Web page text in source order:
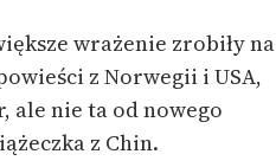
wrażenie zrobiły na
z Norwegii i USA,
ale nie ta od nowego
z Chin.